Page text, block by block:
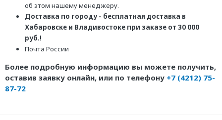
об этом нашему менеджеру.
Доставка по городу - бесплатная доставка в
Хабаровске и Владивостоке при заказе от 30 000
руб.!
Почта России
Более подробную информацию вы можете получить,
оставив заявку онлайн, или по телефону +7 (4212) 75-
87-72